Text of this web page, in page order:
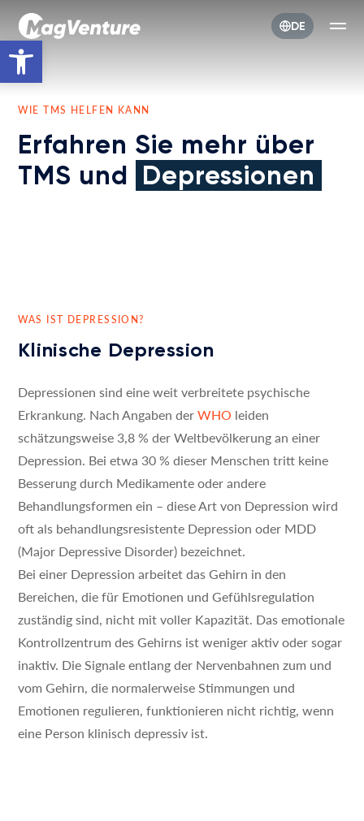
Werkzeugleiste öffnen
DE
WIE TMS HELFEN KANN
Erfahren Sie mehr über
TMS und Depressionen
WAS IST DEPRESSION?
Klinische Depression
Depressionen sind eine weit verbreitete psychische
Erkrankung. Nach Angaben derWHO leiden
schätzungsweise 3,8 % der Weltbevölkerung an einer
Depression. Bei etwa 30 % dieser Menschen tritt keine
Besserung durch Medikamente oder andere
Behandlungsformen ein – diese Art von Depression wird
oft als behandlungsresistente Depression oder MDD
(Major Depressive Disorder) bezeichnet.
Bei einer Depression arbeitet das Gehirn in den
Bereichen, die für Emotionen und Gefühlsregulation
zuständig sind, nicht mit voller Kapazität. Das emotionale
Kontrollzentrum des Gehirns ist weniger aktiv oder sogar
inaktiv. Die Signale entlang der Nervenbahnen zum und
vom Gehirn, die normalerweise Stimmungen und
Emotionen regulieren, funktionieren nicht richtig, wenn
eine Person klinisch depressiv ist.